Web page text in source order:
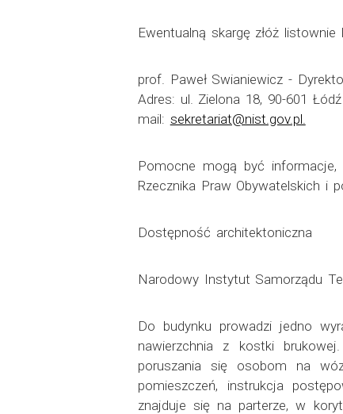
Ewentualną skargę złóż
prof. Paweł Swianiewicz -
Adres: ul. Zielona 18, 90-601 Łódź
mail: sekretariat@nist.gov.pl.
Pomocne mogą być
Rzecznika Praw Obywatelskich i
Dostępność architektoniczna
Narodowy Instytut Samorządu
Do budynku prowadzi jedno
nawierzchnia z kostki
poruszania się osobom na
pomieszczeń, instrukcja
znajduje się na parterze, w